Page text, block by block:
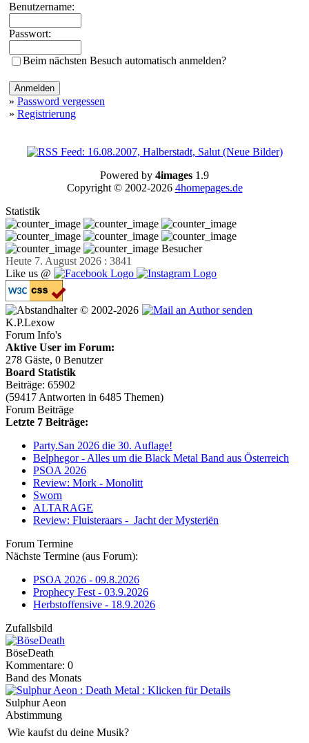
Benutzername:
Passwort:
Beim nächsten Besuch automatisch anmelden?
» Password vergessen
» Registrierung
Powered by 4images 1.9
Copyright © 2002-2026 4homepages.de
Statistik
Besucher
Heute 7. August 2026 : 3841
Like us @
© 2002-2026
K.P.Lexow
Forum Info's
Aktive User im Forum:
278 Gäste, 0 Benutzer
Board Statistik
Beiträge: 65902
(59417 Antworten in 6485 Themen)
Forum Beiträge
Letzte 7 Beiträge:
Party.San 2026 die 30. Auflage!
Belphegor - Alles um die Black Metal Band aus Österreich
PSOA 2026
Review: Mork - Monolitt
Sworn
ALTARAGE
Review: Fluisteraars - Jacht der Mysteriën
Forum Termine
Nächste Termine (aus Forum):
PSOA 2026 - 09.8.2026
Prophecy Fest - 03.9.2026
Herbstoffensive - 18.9.2026
Zufallsbild
BöseDeath
Kommentare: 0
Band des Monats
Sulphur Aeon
Abstimmung
Wie kaufst du deine Musik?